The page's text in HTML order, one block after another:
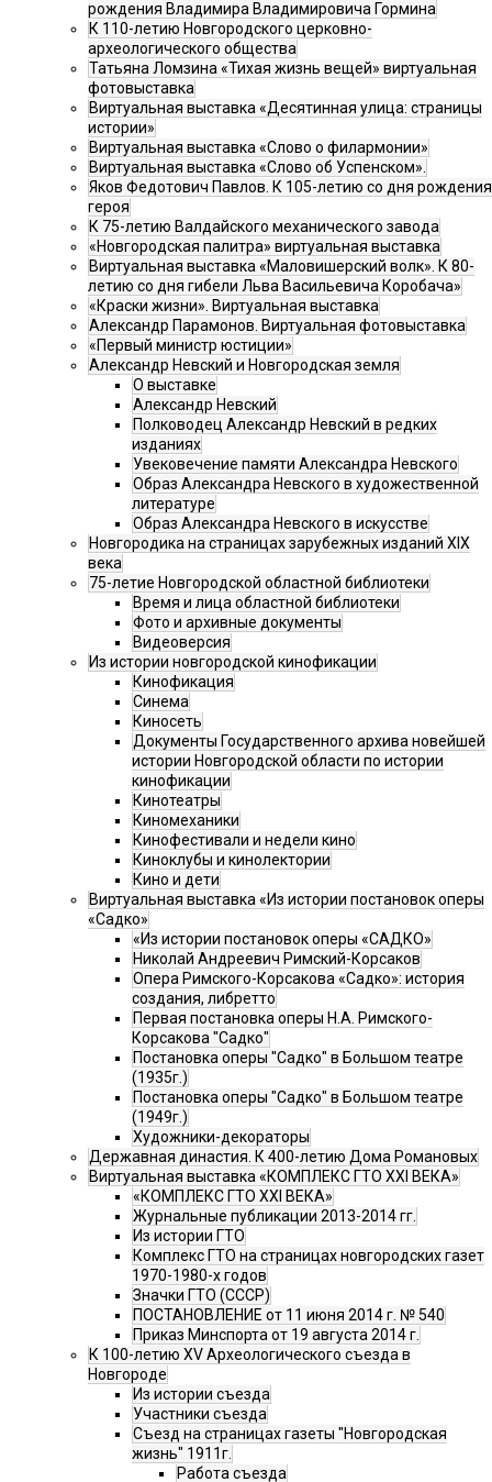
рождения Владимира Владимировича Гормина
К 110-летию Новгородского церковно-
археологического общества
Татьяна Ломзина «Тихая жизнь вещей» виртуальная
фотовыставка
Виртуальная выставка «Десятинная улица: страницы
истории»
Виртуальная выставка «Слово о филармонии»
Виртуальная выставка «Слово об Успенском».
Яков Федотович Павлов. К 105-летию со дня рождения
героя
К 75-летию Валдайского механического завода
«Новгородская палитра» виртуальная выставка
Виртуальная выставка «Маловишерский волк». К 80-
летию со дня гибели Льва Васильевича Коробача»
«Краски жизни». Виртуальная выставка
Александр Парамонов. Виртуальная фотовыставка
«Первый министр юстиции»
Александр Невский и Новгородская земля
О выставке
Александр Невский
Полководец Александр Невский в редких
изданиях
Увековечение памяти Александра Невского
Образ Александра Невского в художественной
литературе
Образ Александра Невского в искусстве
Новгородика на страницах зарубежных изданий XIX
века
75-летие Новгородской областной библиотеки
Время и лица областной библиотеки
Фото и архивные документы
Видеоверсия
Из истории новгородской кинофикации
Кинофикация
Синема
Киносеть
Документы Государственного архива новейшей
истории Новгородской области по истории
кинофикации
Кинотеатры
Киномеханики
Кинофестивали и недели кино
Киноклубы и кинолектории
Кино и дети
Виртуальная выставка «Из истории постановок оперы
«Садко»
«Из истории постановок оперы «САДКО»
Николай Андреевич Римский-Корсаков
Опера Римского-Корсакова «Садко»: история
создания, либретто
Первая постановка оперы Н.А. Римского-
Корсакова "Садко"
Постановка оперы "Садко" в Большом театре
(1935г.)
Постановка оперы "Садко" в Большом театре
(1949г.)
Художники-декораторы
Державная династия. К 400-летию Дома Романовых
Виртуальная выставка «КОМПЛЕКС ГТО XXI ВЕКА»
«КОМПЛЕКС ГТО XXI ВЕКА»
Журнальные публикации 2013-2014 гг.
Из истории ГТО
Комплекс ГТО на страницах новгородских газет
1970-1980-х годов
Значки ГТО (СССР)
ПОСТАНОВЛЕНИЕ от 11 июня 2014 г. № 540
Приказ Минспорта от 19 августа 2014 г.
К 100-летию XV Археологического съезда в
Новгороде
Из истории съезда
Участники съезда
Cъезд на страницах газеты "Новгородская
жизнь" 1911г.
Работа съезда